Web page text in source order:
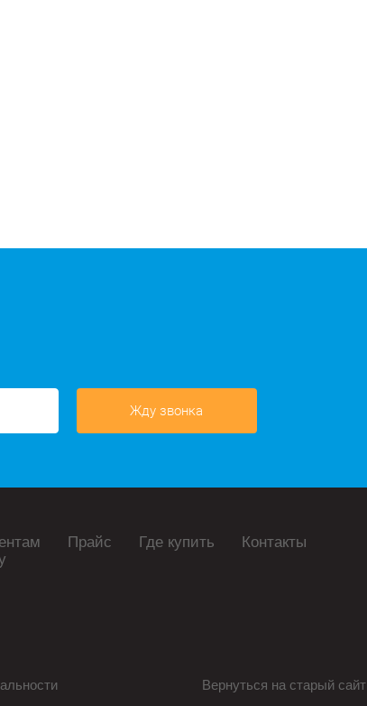
Жду звонка
Прайс Где купить Контакты
Вернуться на старый сайт